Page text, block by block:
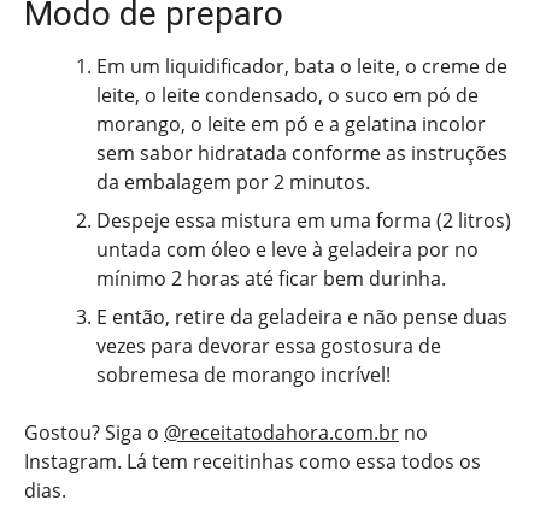
Modo de preparo
Em um liquidificador, bata o leite, o creme de
leite, o leite condensado, o suco em pó de
morango, o leite em pó e a gelatina incolor
sem sabor hidratada conforme as instruções
da embalagem por 2 minutos.
Despeje essa mistura em uma forma (2 litros)
untada com óleo e leve à geladeira por no
mínimo 2 horas até ficar bem durinha.
E então, retire da geladeira e não pense duas
vezes para devorar essa gostosura de
sobremesa de morango incrível!
Gostou? Siga o @receitatodahora.com.br no
Instagram. Lá tem receitinhas como essa todos os
dias.